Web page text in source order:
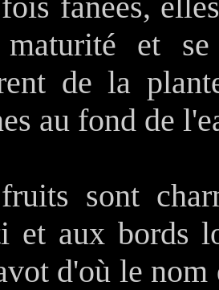
et
de la
au fond de
sont
et aux bords
d'où le